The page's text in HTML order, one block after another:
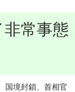
常事態
国境封鎖、首相官